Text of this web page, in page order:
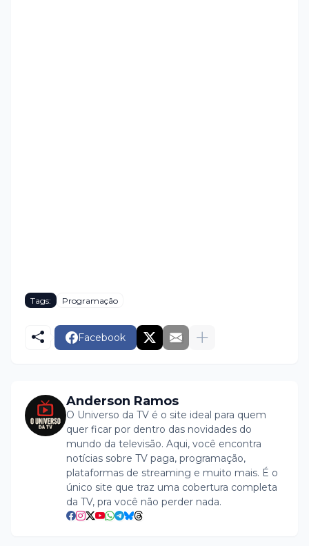
Tags: Programação
Facebook
Anderson Ramos
O Universo da TV é o site ideal para quem
quer ficar por dentro das novidades do
mundo da televisão. Aqui, você encontra
notícias sobre TV paga, programação,
plataformas de streaming e muito mais. É o
único site que traz uma cobertura completa
da TV, pra você não perder nada.